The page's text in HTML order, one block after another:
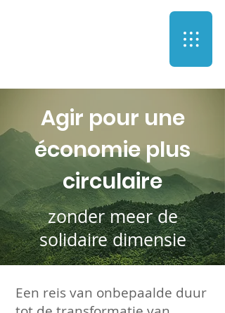
Agir pour une
économie plus
circulaire
zonder meer de
solidaire dimensie
Een reis van onbepaalde duur